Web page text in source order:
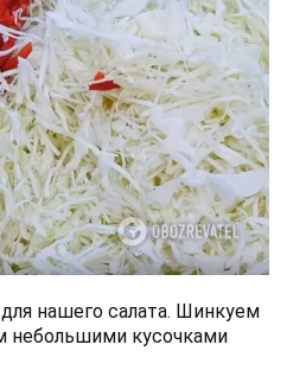
нашего салата. Шинкуем
небольшими кусочками